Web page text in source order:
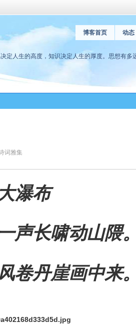
人生的高度，知识决定人生的厚度。思想有多
博客首页 动态
词雅集
瀑布
声长啸动山隈。
卷丹崖画中来。